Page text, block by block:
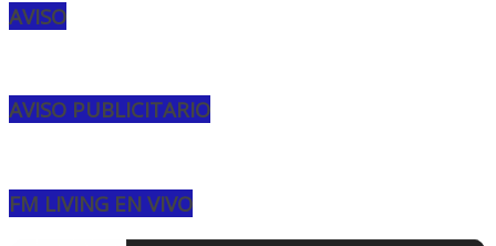
AVISO
AVISO PUBLICITARIO
FM LIVING EN VIVO